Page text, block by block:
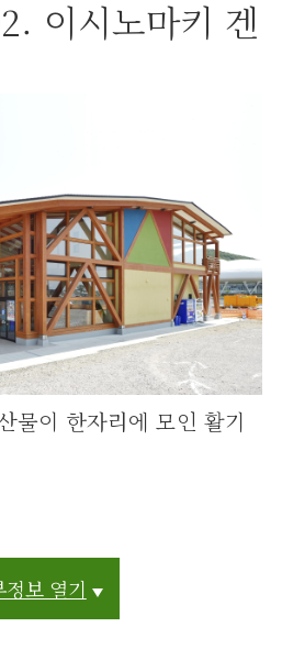
이시노마키 겐
물이 한자리에 모인 활기
정보 열기